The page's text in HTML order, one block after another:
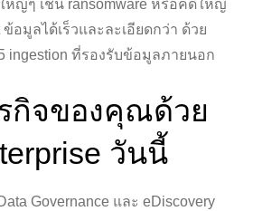
หญ่ๆ เช่น ransomware หรือคดีใหญ่
อมูลได้เร็วและละเอียดกว่า ด้วย
ingestion ที่รองรับข้อมูลภายนอก
กิจของคุณด้วย
วันนี้
Governance และ eDiscovery